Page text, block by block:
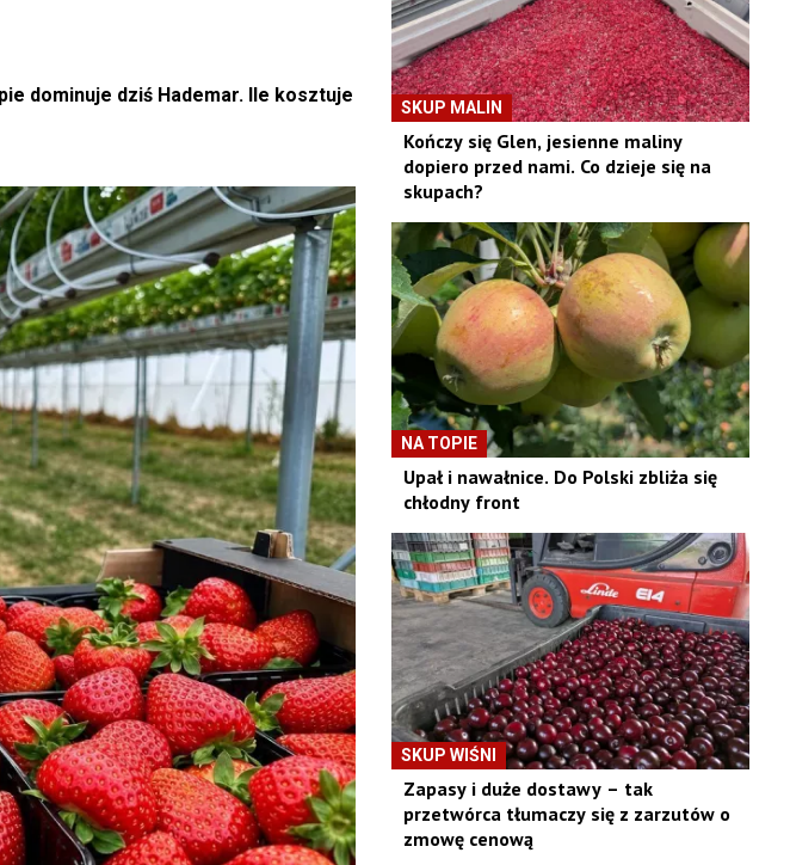
dominuje dziś Hademar. Ile kosztuje
SKUP MALIN
Kończy się Glen, jesienne maliny
dopiero przed nami. Co dzieje się na
skupach?
NA TOPIE
Upał i nawałnice. Do Polski zbliża się
chłodny front
SKUP WIŚNI
Zapasy i duże dostawy – tak
przetwórca tłumaczy się z zarzutów o
zmowę cenową